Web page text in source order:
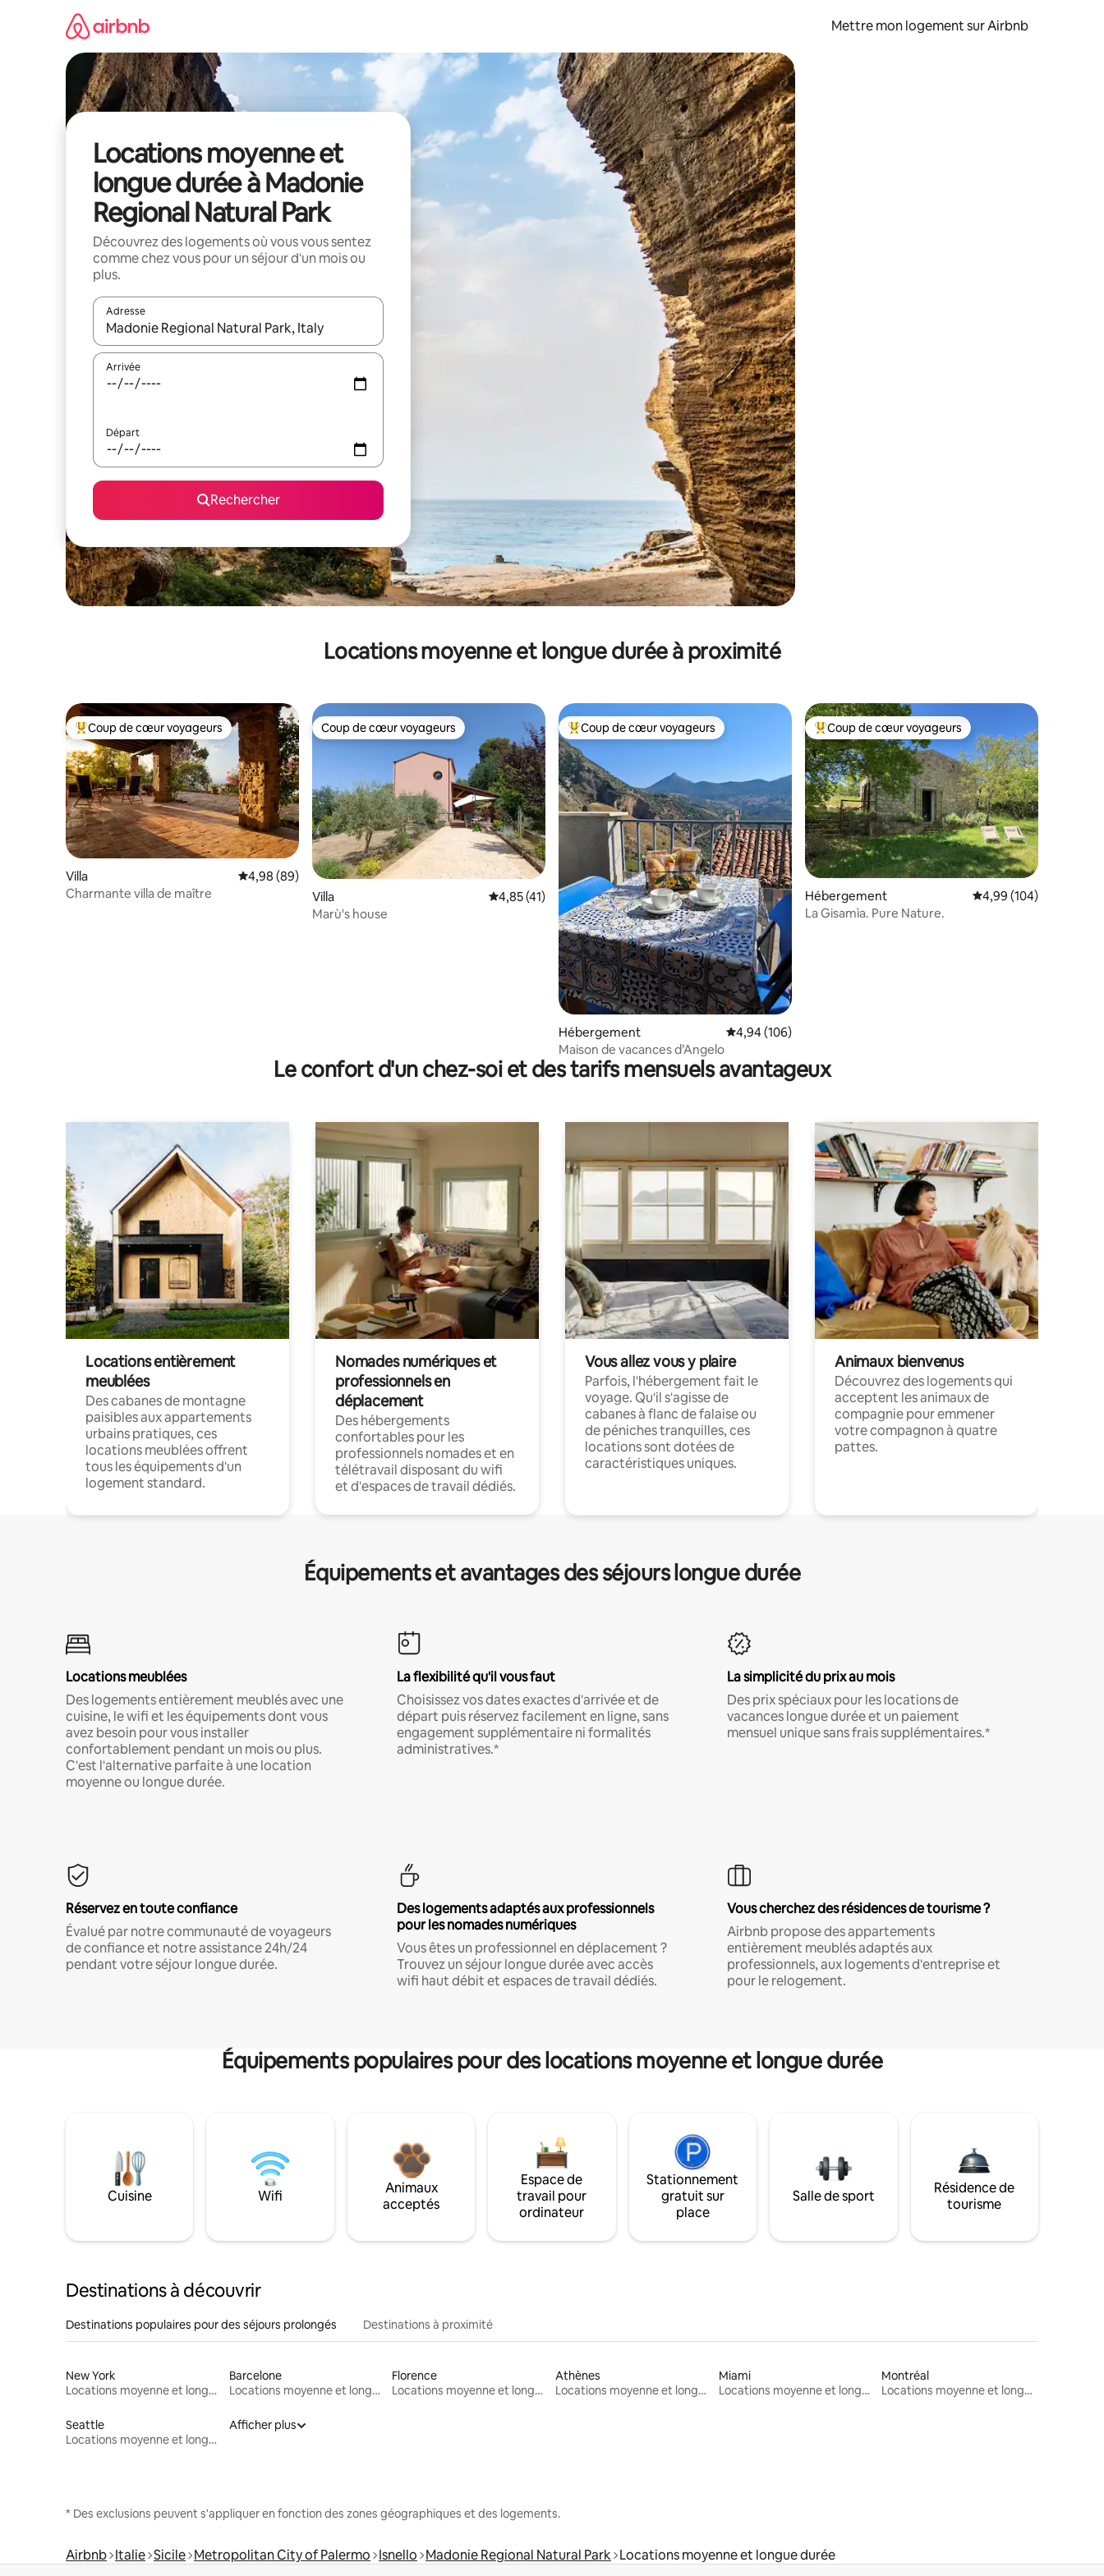
Mettre mon logement sur Airbnb
Locations moyenne et
longue durée à Madonie
Regional Natural Park
Découvrez des logements où vous vous sentez
comme chez vous pour un séjour d'un mois ou
plus.
Adresse
Lorsque les résultats s'affichent, utilisez les flèches vers le haut et vers le bas pour les parcourir ou en appuyant et en faisant glisser.
Arrivée
Départ
Rechercher
Locations moyenne et longue durée à proximité
Coups de cœur voyageurs les plus appréciés
Coup de cœur voyageurs
Villa Évaluation moyenne sur la base de 89 commentaires : 4,98 sur 5
4,98 (89)
Charmante villa de maître
Coup de cœur voyageurs
Coup de cœur voyageurs
Villa Évaluation moyenne sur la base de 41 commentaires : 4,85 sur 5
4,85 (41)
Marù's house
Coups de cœur voyageurs les plus appréciés
Coup de cœur voyageurs
Hébergement Évaluation moyenne sur la base de 106 commentaires : 4,94 sur 5
4,94 (106)
Maison de vacances d’Angelo
Coups de cœur voyageurs les plus appréciés
Coup de cœur voyageurs
Hébergement Évaluation moyenne
4,99 (104)
La Gisamìa. Pure Nature.
Le confort d'un chez-soi et des tarifs mensuels avantageux
Locations entièrement
meublées
Des cabanes de montagne
paisibles aux appartements
urbains pratiques, ces
locations meublées offrent
tous les équipements d'un
logement standard.
Nomades numériques et
professionnels en
déplacement
Des hébergements
confortables pour les
professionnels nomades et en
télétravail disposant du wifi
et d'espaces de travail dédiés.
Vous allez vous y plaire
Parfois, l'hébergement fait le
voyage. Qu'il s'agisse de
cabanes à flanc de falaise ou
de péniches tranquilles, ces
locations sont dotées de
caractéristiques uniques.
Animaux bienvenus
Découvrez des logements qui
acceptent les animaux de
compagnie pour emmener
votre compagnon à quatre
pattes.
Équipements et avantages des séjours longue durée
Locations meublées
Des logements entièrement meublés avec une
cuisine, le wifi et les équipements dont vous
avez besoin pour vous installer
confortablement pendant un mois ou plus.
C'est l'alternative parfaite à une location
moyenne ou longue durée.
La flexibilité qu'il vous faut
Choisissez vos dates exactes d'arrivée et de
départ puis réservez facilement en ligne, sans
engagement supplémentaire ni formalités
administratives.*
La simplicité du prix au mois
Des prix spéciaux pour les locations de
vacances longue durée et un paiement
mensuel unique sans frais supplémentaires.*
Réservez en toute confiance
Évalué par notre communauté de voyageurs
de confiance et notre assistance 24h/24
pendant votre séjour longue durée.
Des logements adaptés aux professionnels
pour les nomades numériques
Vous êtes un professionnel en déplacement ?
Trouvez un séjour longue durée avec accès
wifi haut débit et espaces de travail dédiés.
Vous cherchez des résidences de tourisme ?
Airbnb propose des appartements
entièrement meublés adaptés aux
professionnels, aux logements d'entreprise et
pour le relogement.
Équipements populaires pour des locations moyenne et longue durée
Cuisine Wifi
Animaux
acceptés
Espace de
travail pour
ordinateur
Stationnement
gratuit sur
place
Salle de sport
Résidence de
tourisme
Destinations à découvrir
Destinations populaires pour des séjours prolongés Destinations à proximité
New York
Locations moyenne et longue durée
Barcelone
Locations moyenne et longue durée
Florence
Locations moyenne et longue durée
Athènes
Locations moyenne et longue durée
Miami
Locations moyenne et longue durée
Montréal
Locations moyenne et longue durée
Seattle
Locations moyenne et longue durée
Afficher plus
* Des exclusions peuvent s'appliquer en fonction des zones géographiques et des logements.
Airbnb Italie Sicile Metropolitan City of Palermo Isnello Madonie Regional Natural Park Locations moyenne et longue durée